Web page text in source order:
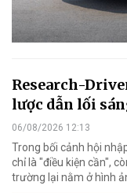
Research-
lược dẫn lối
06/08/2026 12:13
Trong bối cảnh hội
chỉ là "điều kiện cần",
trường lại nằm ở hình